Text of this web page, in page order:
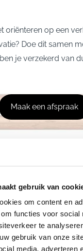
gebruik van
om content en
functies voor social
te
gebruik van onze
media, adverteren
oriënteren op een
Doe dit samen
je verzekerd van
Maak een afspraak